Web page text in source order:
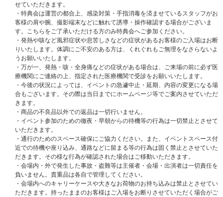
イベント当日は、当選者受付にてご本人確認を行います。
受付時間はchord発行の受付整理番号ごとに異なりますのでご注意くださ
い。
(受付開始予定時間：6/3(水)9:00(予定))
1、『パスコード (chord発行電子チケット)』
2、『主催者が指定する顔写真付きの指定身分証明書』(写真・コピー・期限
切れ不可)
の両方をご持参の上、各自記載された集合時間にお集まりください。
※上記2点をお持ちでない方は、いかなる理由があってもご参加いただけま
せん。あらかじめご了承ください。
必要な身分証の種類､注意事項を必ず事前にご確認ください｡ご確認いただけ
ない場合のトラブルについては対応できませんのでご注意ください｡
＜イベント当日にご用意いただく『ご本人確認証明書』＞
ご当選の公演を観覧される際は、必ずご当選されたご本人様の『顔写真付き
の指定身分証明書』の原本(写真・コピー・有効期限切れのもの不可)を
【1】～【6】の中から1点ご用意ください。
※いかなる理由でも他の身分証は無効ですので、ご注意ください。原本のみ
有効となりますので予めご了承ください。
せていただきます。
・特典会は運営の都合上、感染対策・手指消毒を済ませているスタッフがお
客様の肩や腕、撮影端末などに触れて誘導・操作確認する場合がございま
す。こちらをご了承いただける方のみ特典会へご参加ください。
・発熱や咳など風邪症状や息苦しさなどの症状があるお客様のご入場はお断
りいたします。体調にご不安のある方は、くれぐれもご無理をなさらないよ
うお願いいたします。
・万が一、発熱・咳・全身痛などの症状がある場合は、ご来場の前に必ず医
療機関にご連絡の上、指定された医療機関で受診をお願いいたします。
・今後の状況によっては、イベントの急遽中止・延期、内容の変更になる場
合もございます。その際は当日までにホームページ等でご案内させていただ
きます。
・商品の不良品以外での返品は一切行いません。
・イベント参加のための徹夜・早朝からの待機等の行為は一切禁止とさせて
いただきます。
・通行のためのスペース確保にご協力ください。また、イベントスペース付
近での待機や座り込み、通路などに留まる等の行為は固く禁止とさせていた
だきます。その様な行為が確認された場合はご移動いただきます。
・会場内・外で発生した事故・盗難等は主催者・会場・出演者は一切責任を
負いません。貴重品は各自で管理してください。
・会場内へのキャリーケースや大きなお荷物のお持ち込みは禁止とさせてい
ただきます。持ったままのお客様はご入場をお断りさせていただく場合がご